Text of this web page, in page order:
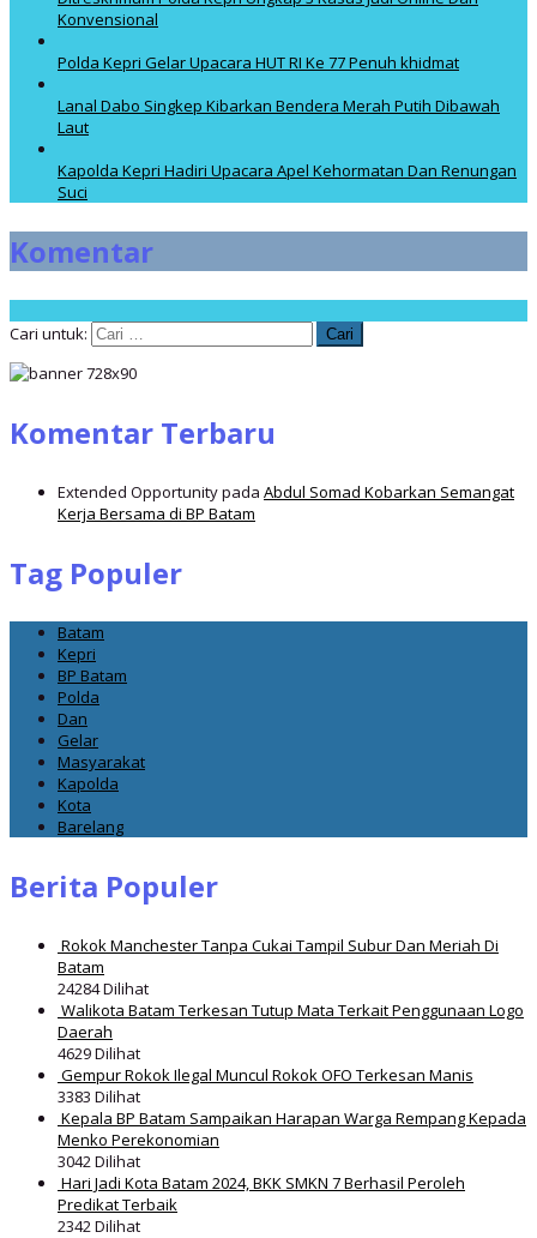
Konvensional
Polda Kepri Gelar Upacara HUT RI Ke 77 Penuh khidmat
Lanal Dabo Singkep Kibarkan Bendera Merah Putih Dibawah
Laut
Kapolda Kepri Hadiri Upacara Apel Kehormatan Dan Renungan
Suci
Komentar
Cari untuk:
Komentar Terbaru
Extended Opportunitypada Abdul Somad Kobarkan Semangat
Kerja Bersama di BP Batam
Tag Populer
Batam
Kepri
BP Batam
Polda
Dan
Gelar
Masyarakat
Kapolda
Kota
Barelang
Berita Populer
Rokok Manchester Tanpa Cukai Tampil Subur Dan Meriah Di
Batam
24284 Dilihat
Walikota Batam Terkesan Tutup Mata Terkait Penggunaan Logo
Daerah
4629 Dilihat
Gempur Rokok Ilegal Muncul Rokok OFO Terkesan Manis
3383 Dilihat
Kepala BP Batam Sampaikan Harapan Warga Rempang Kepada
Menko Perekonomian
3042 Dilihat
Hari Jadi Kota Batam 2024, BKK SMKN 7 Berhasil Peroleh
Predikat Terbaik
2342 Dilihat